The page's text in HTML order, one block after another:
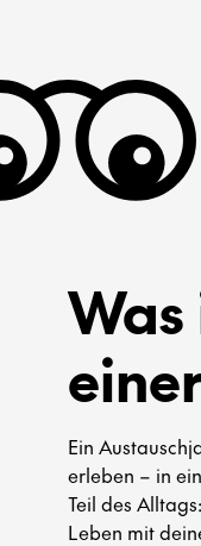
Ein
erleben – in
Teil des
Leben mit